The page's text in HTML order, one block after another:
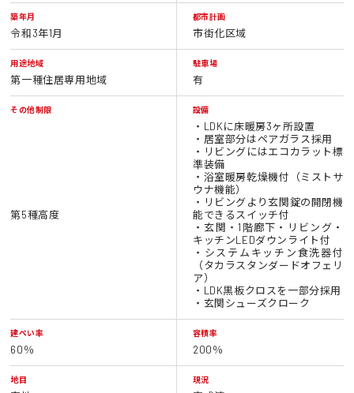
築年月
令和3年1月
都市計画
市街化区域
用途地域
第一種住居専用地域
駐車場
有
その他制限
第5種高度
設備
・LDKに床暖房3ヶ所設置
・居室部分はペアガラス採用
・リビングにはエコカラット標
準装備
・浴室暖房乾燥機付（ミストサ
ウナ機能）
・リビングより玄関錠の開閉機
能できるスイッチ付
・玄関・1階廊下・リビング・
キッチンLEDダウンライト付
・システムキッチン食洗器付
（タカラスタンダードオフェリ
ア）
・LDK黒板クロスを一部分採用
・玄関シューズクローク
建ぺい率
60％
容積率
200％
地目 現況